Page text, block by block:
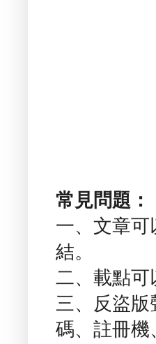
常見問題：
一、文章
結。
二、載點可
三、反盜
碼、註冊機